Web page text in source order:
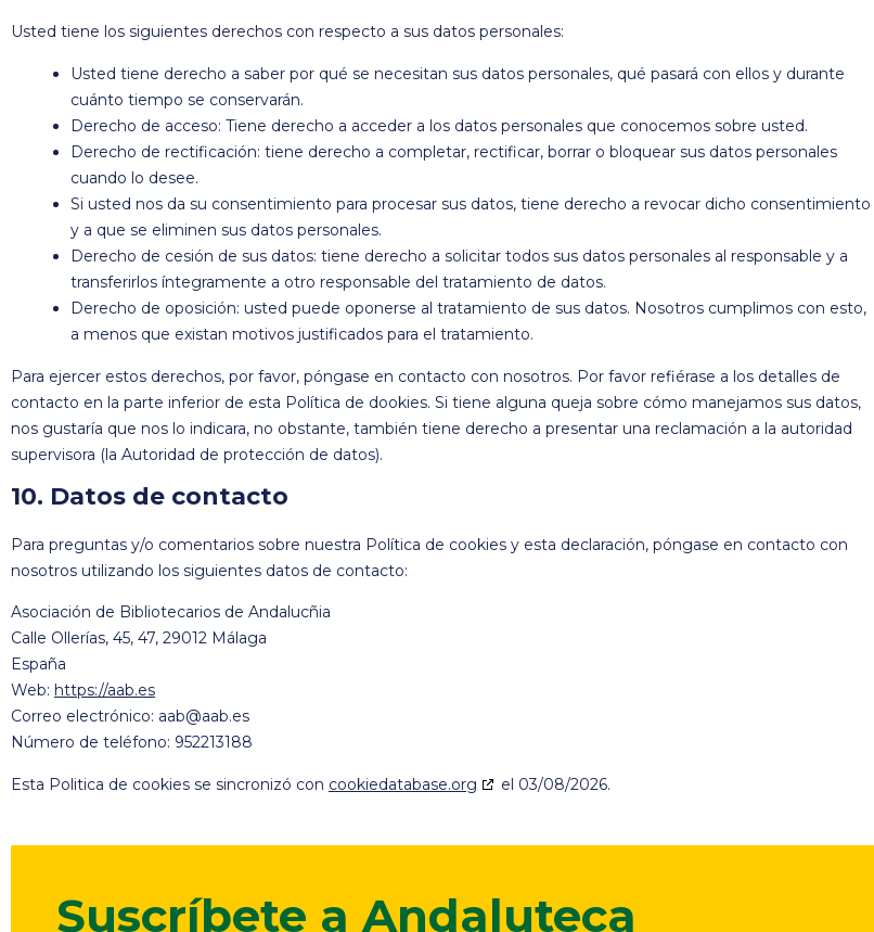
Usted tiene los siguientes derechos con respecto a sus datos personales:
Usted tiene derecho a saber por qué se necesitan sus datos personales, qué pasará con ellos y durante
cuánto tiempo se conservarán.
Derecho de acceso: Tiene derecho a acceder a los datos personales que conocemos sobre usted.
Derecho de rectificación: tiene derecho a completar, rectificar, borrar o bloquear sus datos personales
cuando lo desee.
Si usted nos da su consentimiento para procesar sus datos, tiene derecho a revocar dicho consentimiento
y a que se eliminen sus datos personales.
Derecho de cesión de sus datos: tiene derecho a solicitar todos sus datos personales al responsable y a
transferirlos íntegramente a otro responsable del tratamiento de datos.
Derecho de oposición: usted puede oponerse al tratamiento de sus datos. Nosotros cumplimos con esto,
a menos que existan motivos justificados para el tratamiento.
Para ejercer estos derechos, por favor, póngase en contacto con nosotros. Por favor refiérase a los detalles de
contacto en la parte inferior de esta Política de dookies. Si tiene alguna queja sobre cómo manejamos sus datos,
nos gustaría que nos lo indicara, no obstante, también tiene derecho a presentar una reclamación a la autoridad
supervisora (la Autoridad de protección de datos).
10. Datos de contacto
Para preguntas y/o comentarios sobre nuestra Política de cookies y esta declaración, póngase en contacto con
nosotros utilizando los siguientes datos de contacto:
Asociación de Bibliotecarios de Andalucñia
Calle Ollerías, 45, 47, 29012 Málaga
España
Web: https://aab.es
Correo electrónico: aab@aab.es
Número de teléfono: 952213188
Esta Politica de cookies se sincronizó con cookiedatabase.org el 03/08/2026.
Suscríbete a Andaluteca